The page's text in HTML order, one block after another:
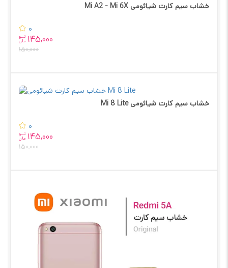
خشاب سیم کارت شیائومی Mi A2 - Mi 6X
0
تــو
مان 145,000
150,000
خشاب سیم کارت شیائومی Mi 8 Lite
0
تــو
مان 145,000
150,000